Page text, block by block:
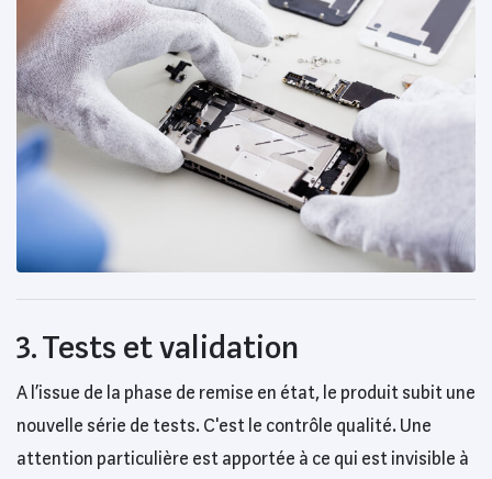
3. Tests et validation
A l’issue de la phase de remise en état, le produit subit une
nouvelle série de tests. C'est le contrôle qualité. Une
attention particulière est apportée à ce qui est invisible à